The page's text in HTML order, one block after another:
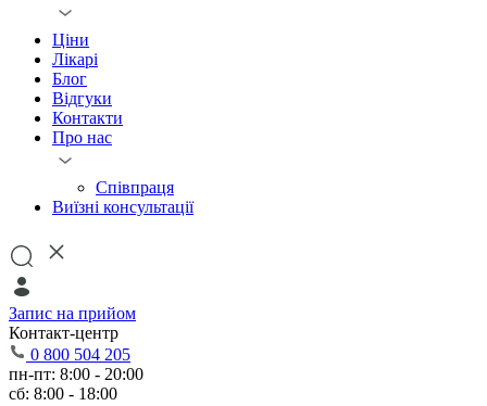
Ціни
Лікарі
Блог
Відгуки
Контакти
Про нас
Співпраця
Виїзні консультації
Запис на прийом
Контакт-центр
0 800 504 205
пн-пт: 8:00 - 20:00
сб: 8:00 - 18:00